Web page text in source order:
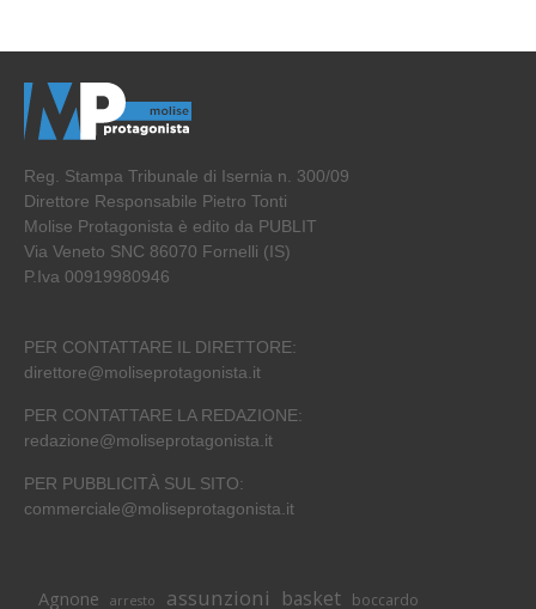
Reg. Stampa Tribunale di Isernia n. 300/09
Direttore Responsabile Pietro Tonti
Molise Protagonista è edito da PUBLIT
Via Veneto SNC 86070 Fornelli (IS)
P.Iva 00919980946
PER CONTATTARE IL DIRETTORE:
direttore@moliseprotagonista.it
PER CONTATTARE LA REDAZIONE:
redazione@moliseprotagonista.it
PER PUBBLICITÀ SUL SITO:
commerciale@moliseprotagonista.it
Agnone arresto assunzioni basket boccardo